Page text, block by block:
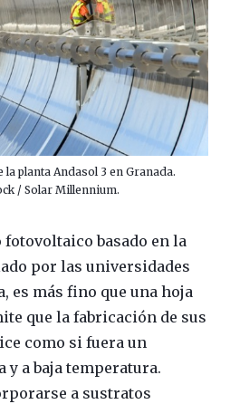
planta Andasol 3 en Granada.
/ Solar Millennium.
basado en la
por las universidades
es más fino que una hoja
que la fabricación de sus
como si fuera un
a baja temperatura.
a sustratos